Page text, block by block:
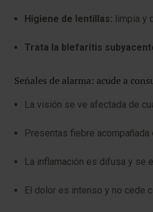
Higiene de lentillas: limpia y
Trata la blefaritis
Señales de alarma: acude a
La visión se ve afectada de
Presentas fiebre acompañada
La inflamación es difusa y se
El dolor es intenso y no cede